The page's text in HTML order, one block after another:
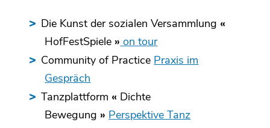
Die Kunst der sozialen Versammlung «
HofFestSpiele » on tour
Community of Practice Praxis im
Gespräch
Tanzplattform « Dichte
Bewegung » Perspektive Tanz